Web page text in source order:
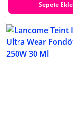
Sepete Ekle